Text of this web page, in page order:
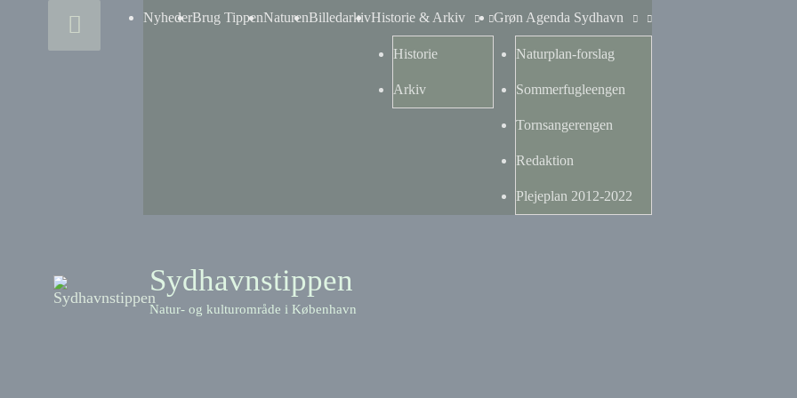
Above
NyhederBrug TippenNaturenBilledarkivHistorie & Arkiv
Historie
Arkiv
Grøn Agenda Sydhavn
Naturplan-forslag
Sommerfugleengen
Tornsangerengen
Redaktion
Plejeplan 2012-2022
Sydhavnstippen
Natur- og kulturområde i København